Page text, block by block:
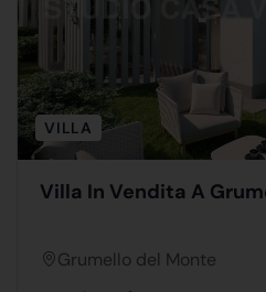
VILLA
Villa In Vendita A
Grumello del Monte